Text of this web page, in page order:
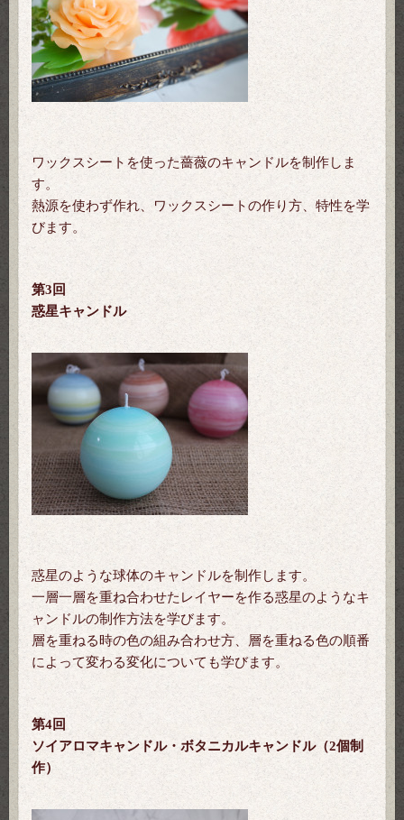
ワックスシートを使った薔薇のキャンドルを制作しま
す。
熱源を使わず作れ、ワックスシートの作り方、特性を学
びます。
第3回
惑星キャンドル
惑星のような球体のキャンドルを制作します。
一層一層を重ね合わせたレイヤーを作る惑星のようなキ
ャンドルの制作方法を学びます。
層を重ねる時の色の組み合わせ方、層を重ねる色の順番
によって変わる変化についても学びます。
第4回
ソイアロマキャンドル・ボタニカルキャンドル（2個制
作）